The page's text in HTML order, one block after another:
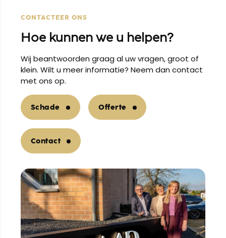
CONTACTEER ONS
Hoe kunnen we u helpen?
Wij beantwoorden graag al uw vragen, groot of
klein. Wilt u meer informatie? Neem dan contact
met ons op.
Schade Offerte
Contact